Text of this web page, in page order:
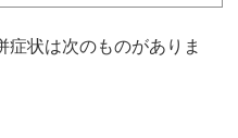
症状は次のものがありま